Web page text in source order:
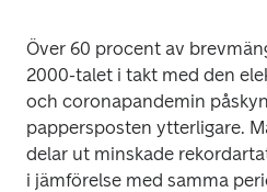
Över 60 procent av
2000-talet i takt med den
och coronapandemin
pappersposten ytterligare.
delar ut minskade
i jämförelse med samma